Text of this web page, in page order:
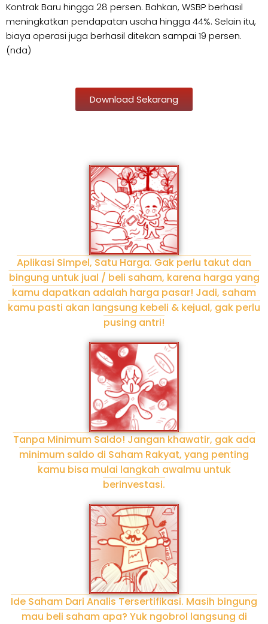
Kontrak Baru hingga 28 persen. Bahkan, WSBP berhasil
meningkatkan pendapatan usaha hingga 44%. Selain itu,
biaya operasi juga berhasil ditekan sampai 19 persen.
(nda)
Download Sekarang
Aplikasi Simpel, Satu Harga. Gak perlu takut dan
bingung untuk jual / beli saham, karena harga yang
kamu dapatkan adalah harga pasar! Jadi, saham
kamu pasti akan langsung kebeli & kejual, gak perlu
pusing antri!
Tanpa Minimum Saldo! Jangan khawatir, gak ada
minimum saldo di Saham Rakyat, yang penting
kamu bisa mulai langkah awalmu untuk
berinvestasi.
Ide Saham Dari Analis Tersertifikasi. Masih bingung
mau beli saham apa? Yuk ngobrol langsung di